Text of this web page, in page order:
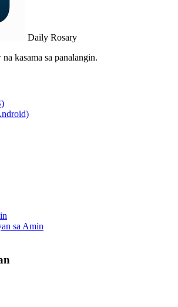
Daily Rosary
kasama sa panalangin.
sa Amin